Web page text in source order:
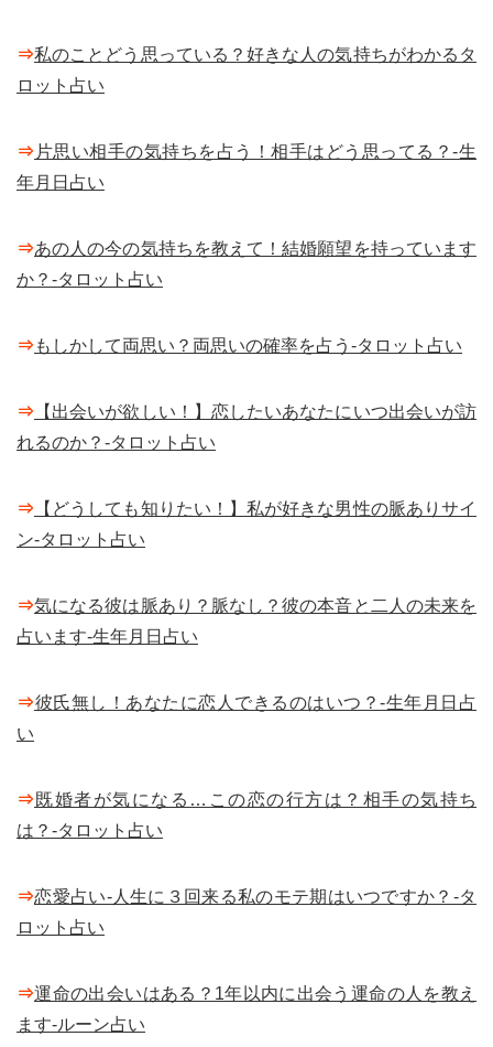
⇒私のことどう思っている？好きな人の気持ちがわかるタ
ロット占い
⇒ 片思い相手の気持ちを占う！相手はどう思ってる？-生
年月日占い
⇒あの人の今の気持ちを教えて！結婚願望を持っています
か？-タロット占い
⇒もしかして両思い？両思いの確率を占う-タロット占い
⇒ 【出会いが欲しい！】恋したいあなたにいつ出会いが訪
れるのか？-タロット占い
⇒ 【どうしても知りたい！】私が好きな男性の脈ありサイ
ン-タロット占い
⇒気になる彼は脈あり？脈なし？彼の本音と二人の未来を
占います-生年月日占い
⇒彼氏無し！あなたに恋人できるのはいつ？-生年月日占
い
⇒既婚者が気になる…この恋の行方は？相手の気持ち
は？-タロット占い
⇒恋愛占い-人生に３回来る私のモテ期はいつですか？-タ
ロット占い
⇒運命の出会いはある？1年以内に出会う運命の人を教え
ます-ルーン占い